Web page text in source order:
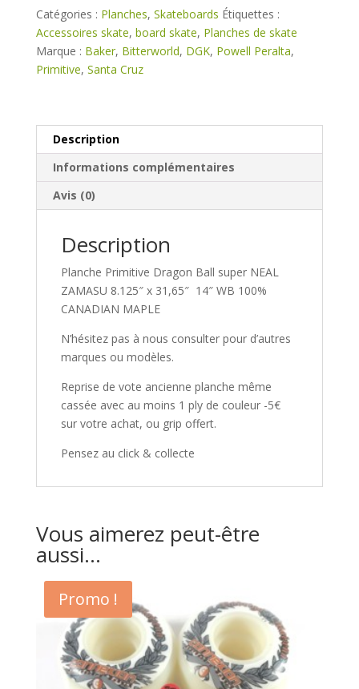
Ball
super
8.125"
Neal
Catégories : Planches, Skateboards Étiquettes :
Accessoires skate, board skate, Planches de skate
Marque : Baker, Bitterworld, DGK, Powell Peralta,
Primitive, Santa Cruz
Description
Informations complémentaires
Avis (0)
Description
Planche Primitive Dragon Ball super NEAL
ZAMASU 8.125″ x 31,65″ 14″ WB 100%
CANADIAN MAPLE
N’hésitez pas à nous consulter pour d’autres
marques ou modèles.
Reprise de vote ancienne planche même
cassée avec au moins 1 ply de couleur -5€
sur votre achat, ou grip offert.
Pensez au click & collecte
Vous aimerez peut-être
aussi…
Promo !